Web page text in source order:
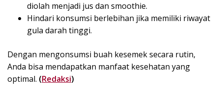
diolah menjadi jus dan smoothie.
Hindari konsumsi berlebihan jika memiliki riwayat
gula darah tinggi.
Dengan mengonsumsi buah kesemek secara rutin,
Anda bisa mendapatkan manfaat kesehatan yang
optimal. (Redaksi)